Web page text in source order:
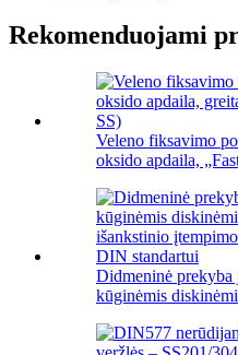
Rekomenduojami
Veleno fiksavimo
oksido apdaila,
Didmeninė
kūginėmis